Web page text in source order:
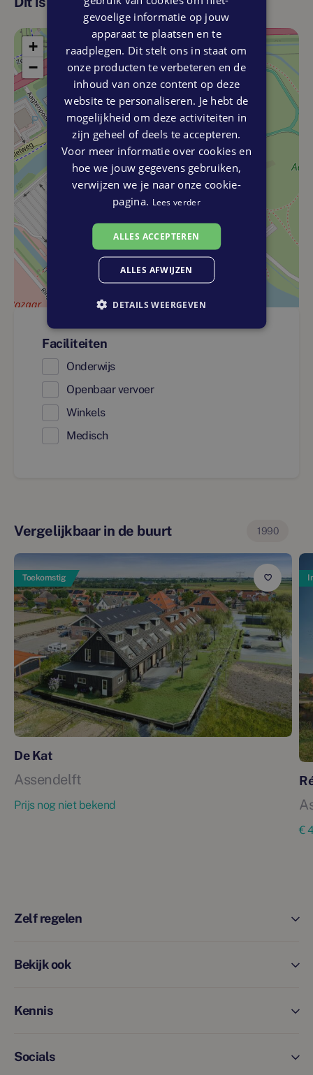
+
−
Faciliteiten
Onderwijs
Openbaar vervoer
Winkels
Medisch
Vergelijkbaar in de buurt 1990
Toekomstig
De Kat
Assendelft
Prijs nog niet bekend
€
Zelf regelen
Bekijk ook
Kennis
Socials
gevoelige informatie op jouw
apparaat te plaatsen en te
raadplegen. Dit stelt ons in staat om
onze producten te verbeteren en de
inhoud van onze content op deze
website te personaliseren. Je hebt de
mogelijkheid om deze activiteiten in
zijn geheel of deels te accepteren.
Voor meer informatie over cookies en
hoe we jouw gegevens gebruiken,
verwijzen we je naar onze cookie-
pagina. Lees verder
ALLES ACCEPTEREN
ALLES AFWIJZEN
DETAILS WEERGEVEN